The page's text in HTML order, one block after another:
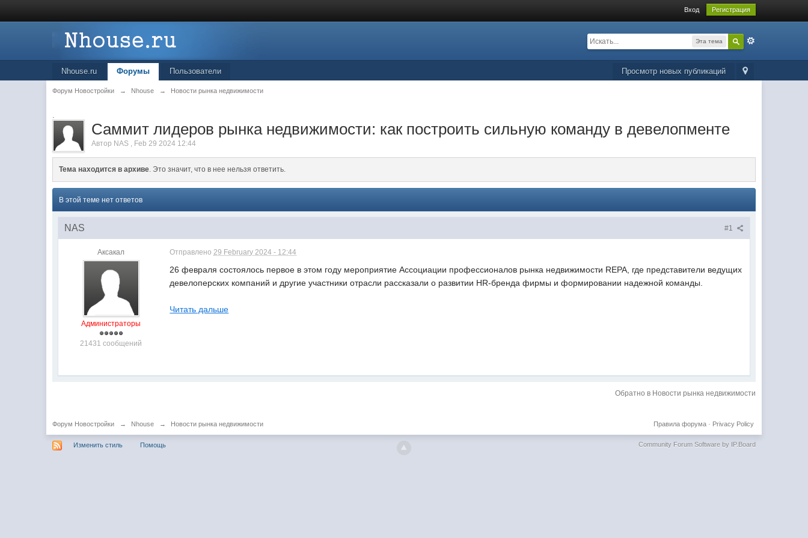
Вход Регистрация
Эта тема
Просмотр новых публикаций
Nhouse.ru Форумы Пользователи
Форум Новостройки → Nhouse → Новости рынка недвижимости
.
Саммит лидеров рынка недвижимости: как построить сильную команду в девелопменте
Автор NAS , Feb 29 2024 12:44
Тема находится в архиве. Это значит, что в нее нельзя ответить.
В этой теме нет ответов
#1
NAS
Аксакал
Администраторы
21431 сообщений
Отправлено29 February 2024 - 12:44
26 февраля состоялось первое в этом году мероприятие Ассоциации профессионалов рынка недвижимости REPA, где представители ведущих
девелоперских компаний и другие участники отрасли рассказали о развитии HR-бренда фирмы и формировании надежной команды.
Читать дальше
Обратно в Новости рынка недвижимости
Форум Новостройки → Nhouse → Новости рынка недвижимости Privacy Policy
Правила форума·
Изменить стиль Помощь Community Forum Software by IP.Board